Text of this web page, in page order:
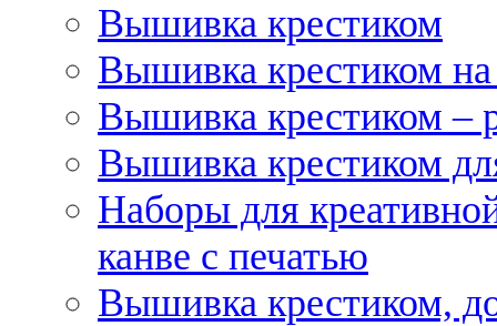
Вышивка крестиком
Вышивка крестиком
Вышивка крестиком –
Вышивка крестиком
Наборы для
канве с печатью
Вышивка крестиком,